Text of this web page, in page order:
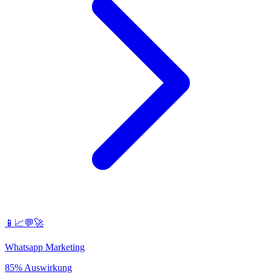
📱📈💬🚀
Whatsapp Marketing
85% Auswirkung